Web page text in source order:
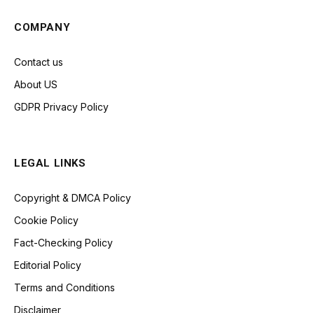
COMPANY
Contact us
About US
GDPR Privacy Policy
LEGAL LINKS
Copyright & DMCA Policy
Cookie Policy
Fact-Checking Policy
Editorial Policy
Terms and Conditions
Disclaimer